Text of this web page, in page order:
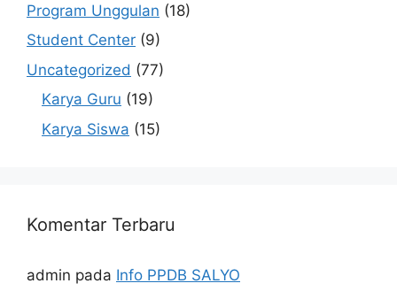
Program Unggulan (18)
Student Center (9)
Uncategorized (77)
Karya Guru (19)
Karya Siswa (15)
Komentar Terbaru
admin pada Info PPDB SALYO